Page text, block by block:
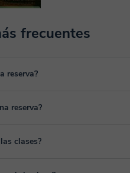
frecuentes
reserva?
reserva hasta un máximo de 8
reserva?
algún imprevisto, por lo que
clases?